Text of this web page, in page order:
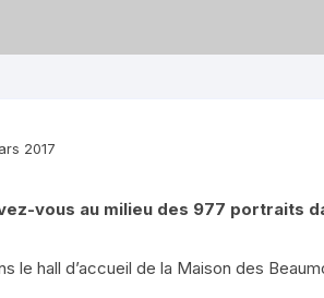
2017
2017
vous au milieu des 977 portraits
le hall d’accueil de la Maison des